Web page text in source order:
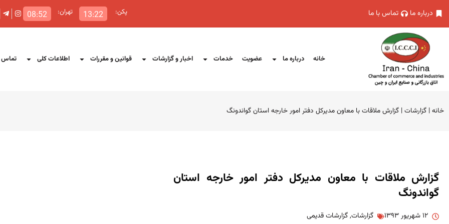
درباره ما تماس با ما پکن: 13:22 تهران: 08:52
خانه درباره ما عضویت خدمات اخبار و گزارشات قوانین و مقررات اطلاعات کلی تماس
خانه| گزارشات| گزارش ملاقات با معاون مدیرکل دفتر امور خارجه استان گواندونگ
گزارش ملاقات با معاون مدیرکل دفتر امور خارجه استان
گواندونگ
۱۲ شهریور ۱۳۹۳ گزارشات,گزارشات قدیمی